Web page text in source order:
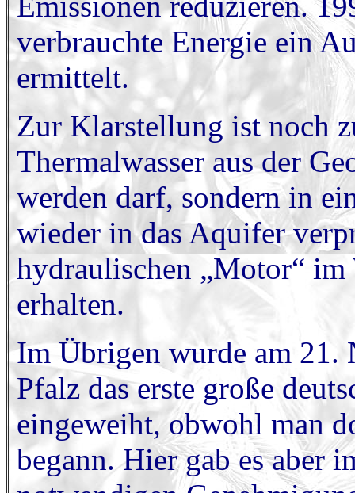
verbrauchte Energie ein
ermittelt.
Zur Klarstellung ist noch
Thermalwasser aus der
werden darf, sondern in
wieder in das Aquifer
hydraulischen „Motor“ im
erhalten.
Im Übrigen wurde am 21.
Pfalz das erste große
eingeweiht, obwohl man
begann. Hier gab es aber